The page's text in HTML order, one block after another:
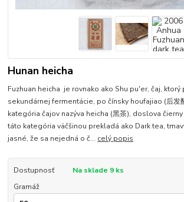
Hunan heicha
Fuzhuan heicha je rovnako ako Shu pu'er, čaj,
sekundárnej fermentácie, po čínsky houfajiao (后发
kategória čajov nazýva heicha (黑茶), doslova
táto kategória väčšinou prekladá ako Dark tea,
jasné, že sa nejedná o č... celý popis
Dostupnosť
Na sklade 9 ks
Gramáž